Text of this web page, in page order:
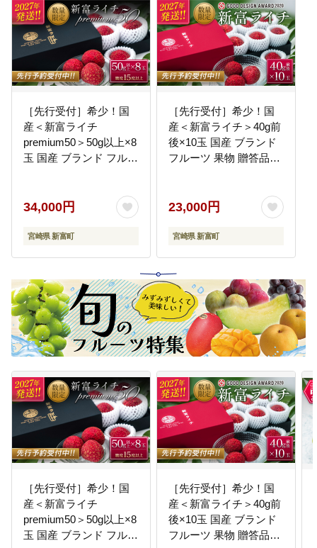
［先行受付］希少！国
産＜新富ライチ
premium50＞50g以上×8
玉 国産 ブランド フルー
27】
34,000円
宮崎県 新富町
［先行受付］希少！国
産＜新富ライチ＞40g前
後×10玉 国産 ブランド
フルーツ 果物 贈答品
23,000円
宮崎県 新富町
［先行受付］希少！国
産＜新富ライチ
premium50＞50g以上×8
玉 国産 ブランド フルー
［先行受付］希少！国
産＜新富ライチ＞40g前
後×10玉 国産 ブランド
フルーツ 果物 贈答品